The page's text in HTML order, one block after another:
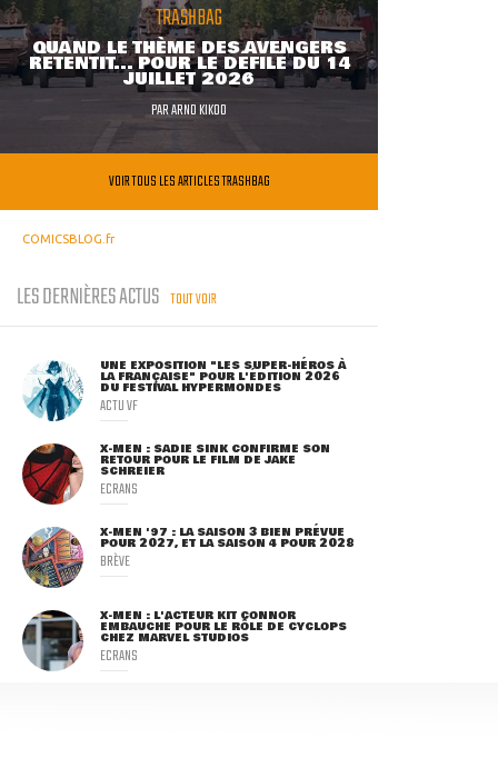
TRASHBAG
QUAND LE THÈME DES AVENGERS
RETENTIT... POUR LE DÉFILÉ DU 14
JUILLET 2026
PARARNO KIKOO
VOIR TOUS LES ARTICLES TRASHBAG
COMICSBLOG.fr
LES DERNIÈRES ACTUS TOUT VOIR
UNE EXPOSITION "LES SUPER-HÉROS À
LA FRANÇAISE" POUR L'ÉDITION 2026
DU FESTIVAL HYPERMONDES
ACTU VF
X-MEN : SADIE SINK CONFIRME SON
RETOUR POUR LE FILM DE JAKE
SCHREIER
ECRANS
X-MEN '97 : LA SAISON 3 BIEN PRÉVUE
POUR 2027, ET LA SAISON 4 POUR 2028
BRÈVE
X-MEN : L'ACTEUR KIT CONNOR
EMBAUCHÉ POUR LE RÔLE DE CYCLOPS
CHEZ MARVEL STUDIOS
ECRANS